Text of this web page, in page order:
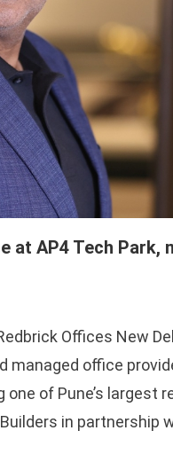
AP4 Tech Park,
Offices New
managed office
one of Pune’s largest
in partnership